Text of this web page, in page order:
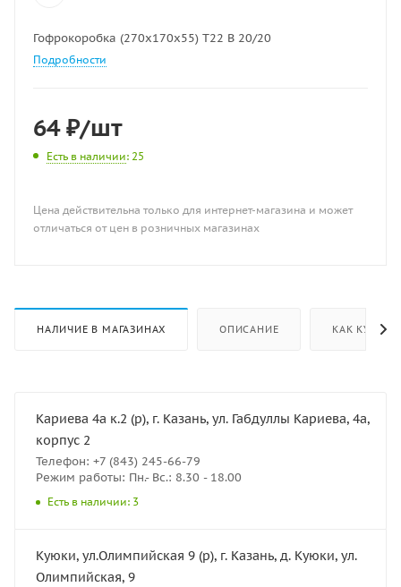
Гофрокоробка (270х170х55) Т22 В 20/20
Подробности
64₽/шт
Есть в наличии: 25
Цена действительна только для интернет-магазина и может
отличаться от цен в розничных магазинах
НАЛИЧИЕ В МАГАЗИНАХ ОПИСАНИЕ КАК КУПИТЬ
Кариева 4а к.2 (р), г. Казань, ул. Габдуллы Кариева, 4а,
корпус 2
Телефон: +7 (843) 245-66-79
Режим работы: Пн.- Вс.: 8.30 - 18.00
Есть в наличии: 3
Куюки, ул.Олимпийская 9 (р), г. Казань, д. Куюки, ул.
Олимпийская, 9